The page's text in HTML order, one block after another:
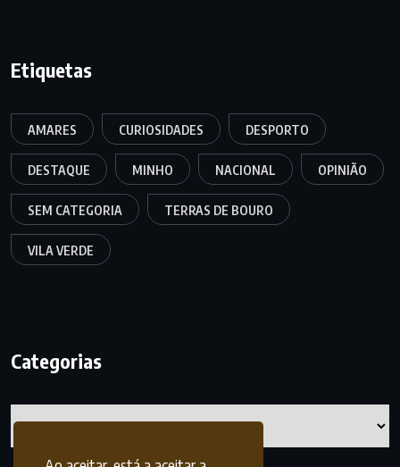
Etiquetas
AMARES CURIOSIDADES DESPORTO
DESTAQUE MINHO NACIONAL OPINIÃO
SEM CATEGORIA TERRAS DE BOURO
VILA VERDE
Categorias